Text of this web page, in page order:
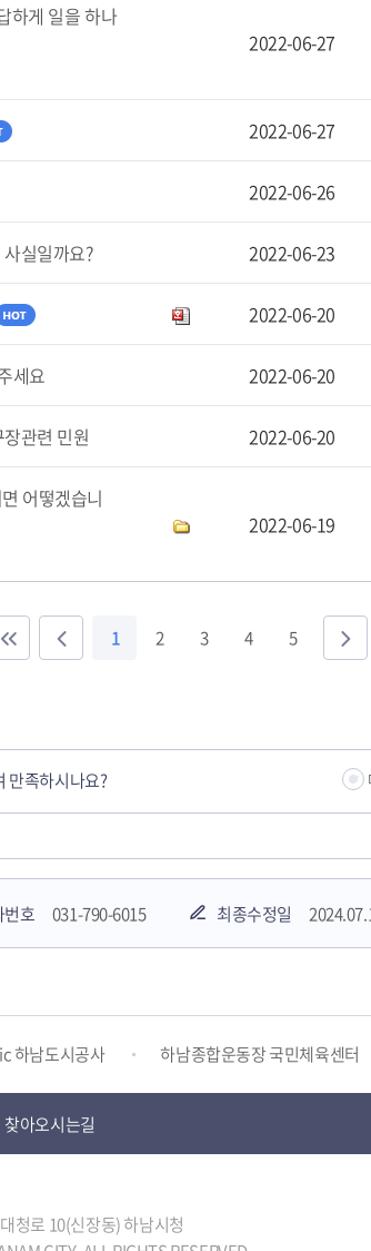
하게 일을 하나
2022-06-27
2022-06-27
2022-06-26
실일까요? 2022-06-23
2022-06-20
세요 2022-06-20
관련 민원 2022-06-20
어떻겠습니
2022-06-19
1 2 3 4 5
만족하시나요?
번호 031-790-6015 최종수정일
하남도시공사 하남종합운동장 국민체육센터
족센터
찾아오시는길
청로 10(신장동) 하남시청